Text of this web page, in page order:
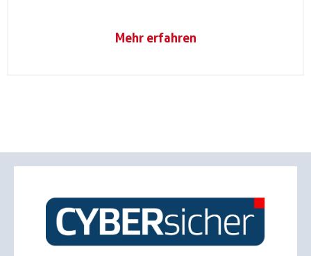
Mehr erfahren